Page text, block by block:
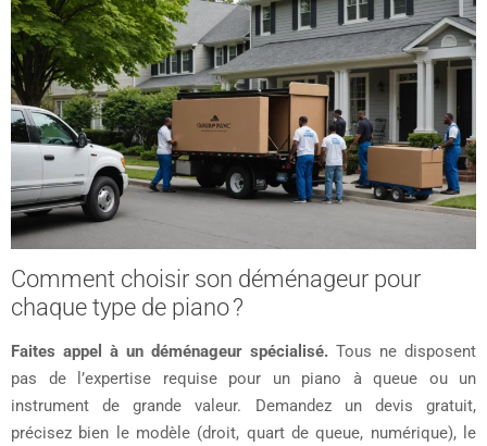
Comment choisir son déménageur pour
chaque type de piano ?
Faites appel à un déménageur spécialisé. Tous ne disposent
pas de l’expertise requise pour un piano à queue ou un
instrument de grande valeur. Demandez un devis gratuit,
précisez bien le modèle (droit, quart de queue, numérique), le